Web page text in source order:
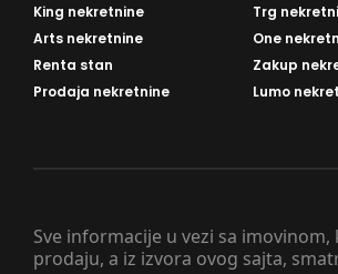
Sve informacije u vezi sa imovinom,
prodaju, a iz izvora ovog sajta,
King nekretnine
Trg
Arts nekretnine
One
Renta stan
Zakup
Prodaja nekretnine
Lumo